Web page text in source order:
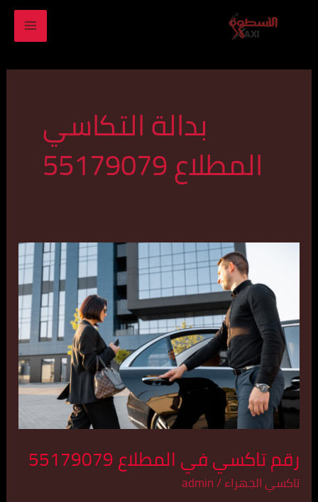
بدالة التكاسي
المطلاع 55179079
رقم تاكسي في المطلاع 55179079
تاكسي الجهراء/
admin
المطلاع
55179079